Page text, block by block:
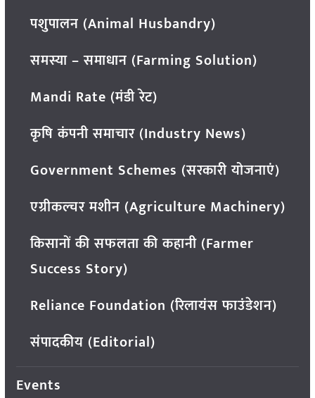
पशुपालन (Animal Husbandry)
समस्या – समाधान (Farming Solution)
Mandi Rate (मंडी रेट)
कृषि कंपनी समाचार (Industry News)
Government Schemes (सरकारी योजनाएं)
एग्रीकल्चर मशीन (Agriculture Machinery)
किसानों की सफलता की कहानी (Farmer
Success Story)
Reliance Foundation (रिलायंस फाउंडेशन)
संपादकीय (Editorial)
Events